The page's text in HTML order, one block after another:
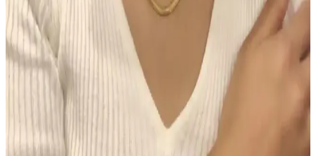
Chanel Water Tint: Hafif Kapatıcılıkla Uzun Süre
Kalıcı Doğal Cilt Makyajı
Chanel Water Tint, hafif kapatıcılığı ve doğal parlaklığıyla gün boyu
taze kalan bir cilt makyajı sunar. Ciltte ağırlık yapmadan uzun süre
kalıcı performans sağlar, ancak hassas ciltlerde koku dikkat
Morfose Kahve Renkli Saçlar İçin Kuru Şampuan
İncelemesi ve Kullanım İpuçları